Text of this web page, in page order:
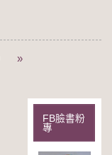
»
FB臉書粉
專